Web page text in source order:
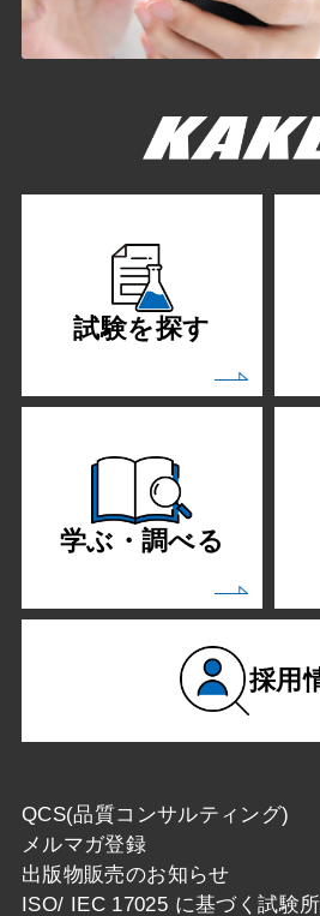
試験を探す
学ぶ・調べる
採用
QCS(品質コンサルティング)
メルマガ登録
出版物販売のお知らせ
ISO/ IEC 17025 に基づく試験